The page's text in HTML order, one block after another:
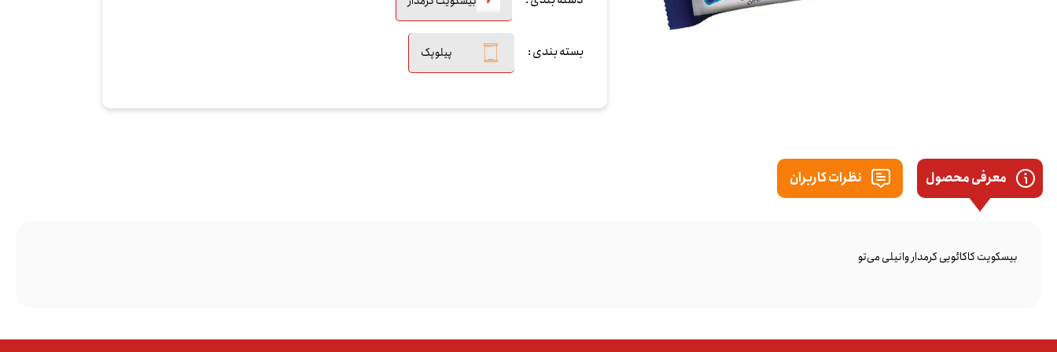
بسته بندی : پیلوپک
معرفی محصول نظرات کاربران
بیسکویت کاکائویی کرمدار وانیلی می‌تو